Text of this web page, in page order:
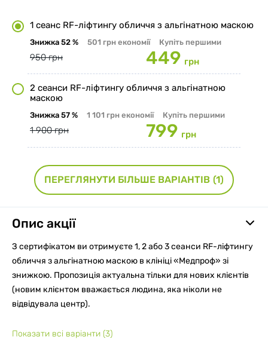
1 сеанс RF-ліфтингу обличчя з альгінатною маскою
Знижка 52 % 501 грн економії Купіть першими
950 грн 449 грн
2 сеанси RF-ліфтингу обличчя з альгінатною
маскою
Знижка 57 % 1 101 грн економії Купіть першими
1 900 грн 799 грн
ПЕРЕГЛЯНУТИ БІЛЬШЕ ВАРІАНТІВ (1)
Опис акції
З сертифікатом ви отримуєте 1, 2 або 3 сеанси RF-ліфтингу
обличчя з альгінатною маскою в клініці «Медпроф» зі
знижкою. Пропозиція актуальна тільки для нових клієнтів
(новим клієнтом вважається людина, яка ніколи не
відвідувала центр).
Показати всі варіанти (3)